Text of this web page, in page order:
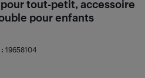
tout-petit, accessoire
pour enfants
19658104